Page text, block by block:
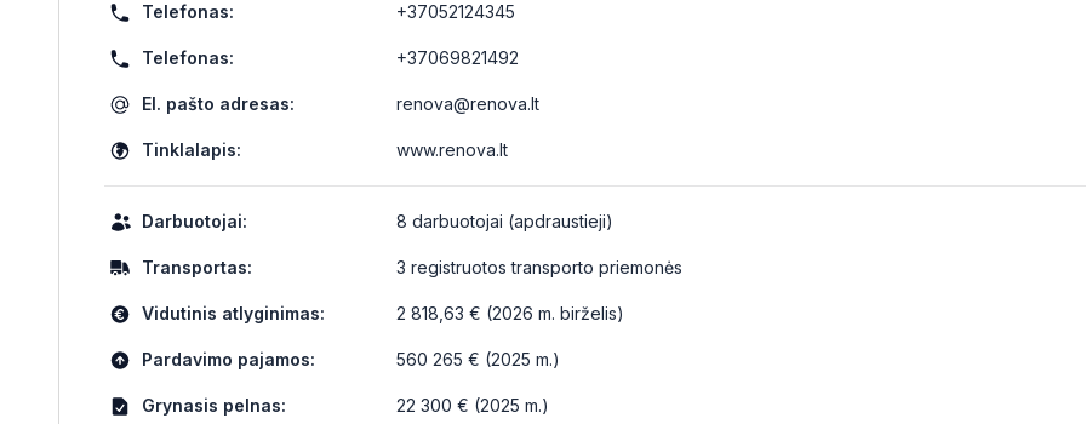
Telefonas: +37052124345
Telefonas: +37069821492
El. pašto adresas: renova@renova.lt
Tinklalapis: www.renova.lt
Darbuotojai: 8 darbuotojai (apdraustieji)
Transportas: 3 registruotos transporto priemonės
Vidutinis atlyginimas: 2 818,63 € (2026 m. birželis)
Pardavimo pajamos: 560 265 € (2025 m.)
Grynasis pelnas: 22 300 € (2025 m.)